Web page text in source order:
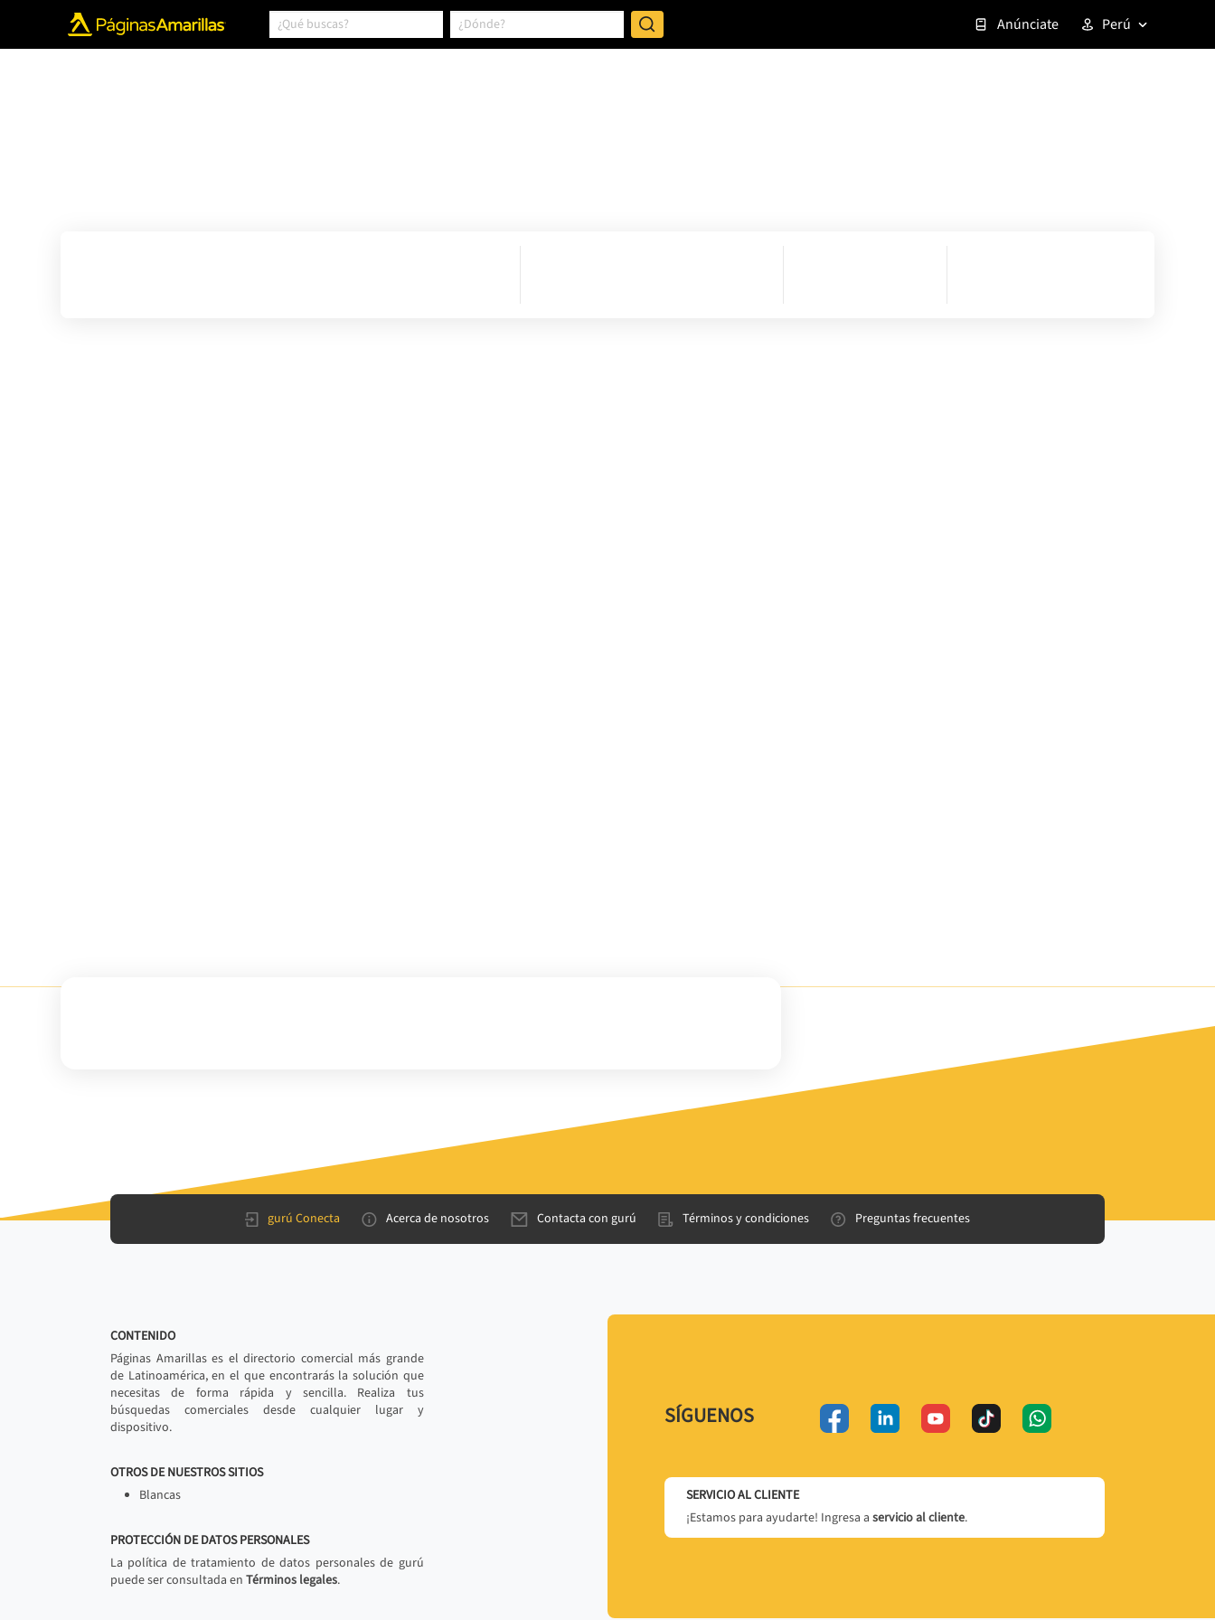
Anúnciate Perú
gurú Conecta Acerca de nosotros Contacta con gurú Términos y condiciones Preguntas frecuentes
CONTENIDO
Páginas Amarillas es el directorio comercial más grande
de Latinoamérica, en el que encontrarás la solución que
necesitas de forma rápida y sencilla. Realiza tus
búsquedas comerciales desde cualquier lugar y
dispositivo.
OTROS DE NUESTROS SITIOS
Blancas
PROTECCIÓN DE DATOS PERSONALES
La política de tratamiento de datos personales de gurú
puede ser consultada en Términos legales.
SÍGUENOS
SERVICIO AL CLIENTE
¡Estamos para ayudarte! Ingresa a servicio al cliente.